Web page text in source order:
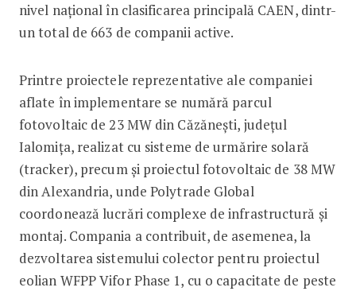
nivel național în clasificarea principală CAEN, dintr-
un total de 663 de companii active.
Printre proiectele reprezentative ale companiei
aflate în implementare se numără parcul
fotovoltaic de 23 MW din Căzănești, județul
Ialomița, realizat cu sisteme de urmărire solară
(tracker), precum și proiectul fotovoltaic de 38 MW
din Alexandria, unde Polytrade Global
coordonează lucrări complexe de infrastructură și
montaj. Compania a contribuit, de asemenea, la
dezvoltarea sistemului colector pentru proiectul
eolian WFPP Vifor Phase 1, cu o capacitate de peste